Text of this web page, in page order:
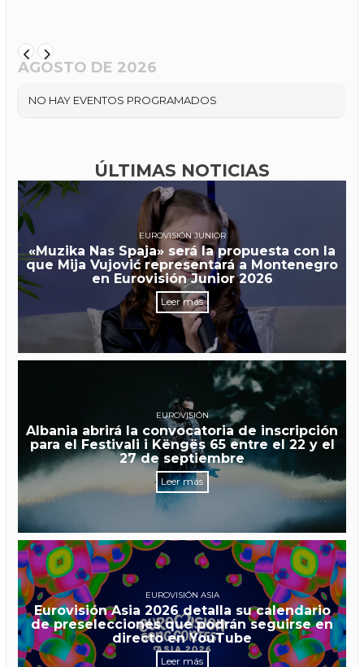
AGOSTO DE 2026
NO HAY EVENTOS PROGRAMADOS
ÚLTIMAS NOTICIAS
EUROVISIÓN JUNIOR
«Muzika Nas Spaja» será la propuesta con la
que Mija Vujović representará a Montenegro
en Eurovisión Junior 2026
Leer más
EUROVISIÓN
Albania abrirá la convocatoria de inscripción
para el Festivali i Këngës 65 entre el 22 y el
27 de septiembre
Leer más
EUROVISIÓN ASIA
Eurovisión Asia 2026 detalla su calendario
de preselecciones que podrán seguirse en
directo en YouTube
Leer más